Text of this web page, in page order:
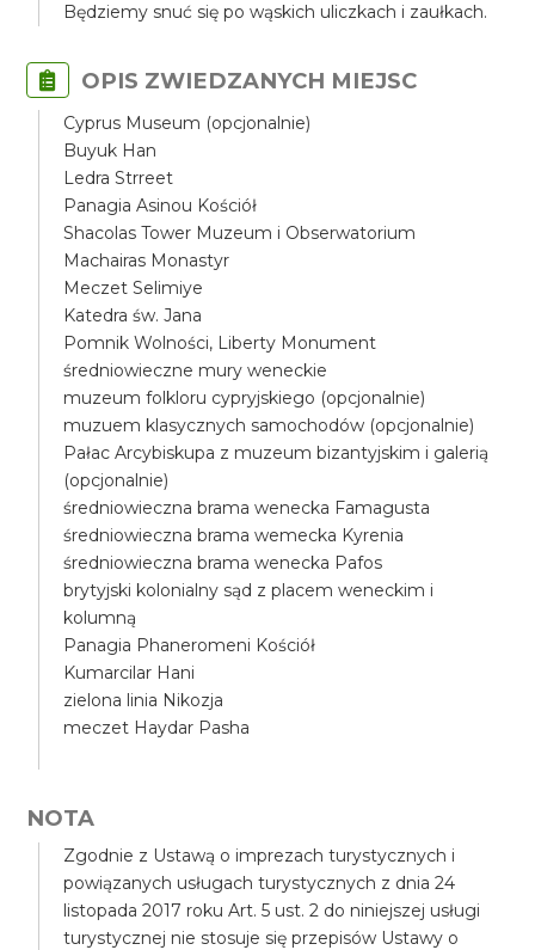
Będziemy snuć się po wąskich uliczkach i zaułkach.
OPIS ZWIEDZANYCH MIEJSC
Cyprus Museum (opcjonalnie)
Buyuk Han
Ledra Strreet
Panagia Asinou Kościół
Shacolas Tower Muzeum i Obserwatorium
Machairas Monastyr
Meczet Selimiye
Katedra św. Jana
Pomnik Wolności, Liberty Monument
średniowieczne mury weneckie
muzeum folkloru cypryjskiego (opcjonalnie)
muzuem klasycznych samochodów (opcjonalnie)
Pałac Arcybiskupa z muzeum bizantyjskim i galerią
(opcjonalnie)
średniowieczna brama wenecka Famagusta
średniowieczna brama wemecka Kyrenia
średniowieczna brama wenecka Pafos
brytyjski kolonialny sąd z placem weneckim i
kolumną
Panagia Phaneromeni Kościół
Kumarcilar Hani
zielona linia Nikozja
meczet Haydar Pasha
NOTA
Zgodnie z Ustawą o imprezach turystycznych i
powiązanych usługach turystycznych z dnia 24
listopada 2017 roku Art. 5 ust. 2 do niniejszej usługi
turystycznej nie stosuje się przepisów Ustawy o